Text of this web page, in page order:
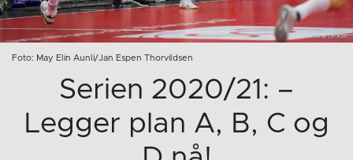
Foto: May Elin Aunli/Jan Espen Thorvildsen
Serien 2020/21: –
Legger plan A, B, C og